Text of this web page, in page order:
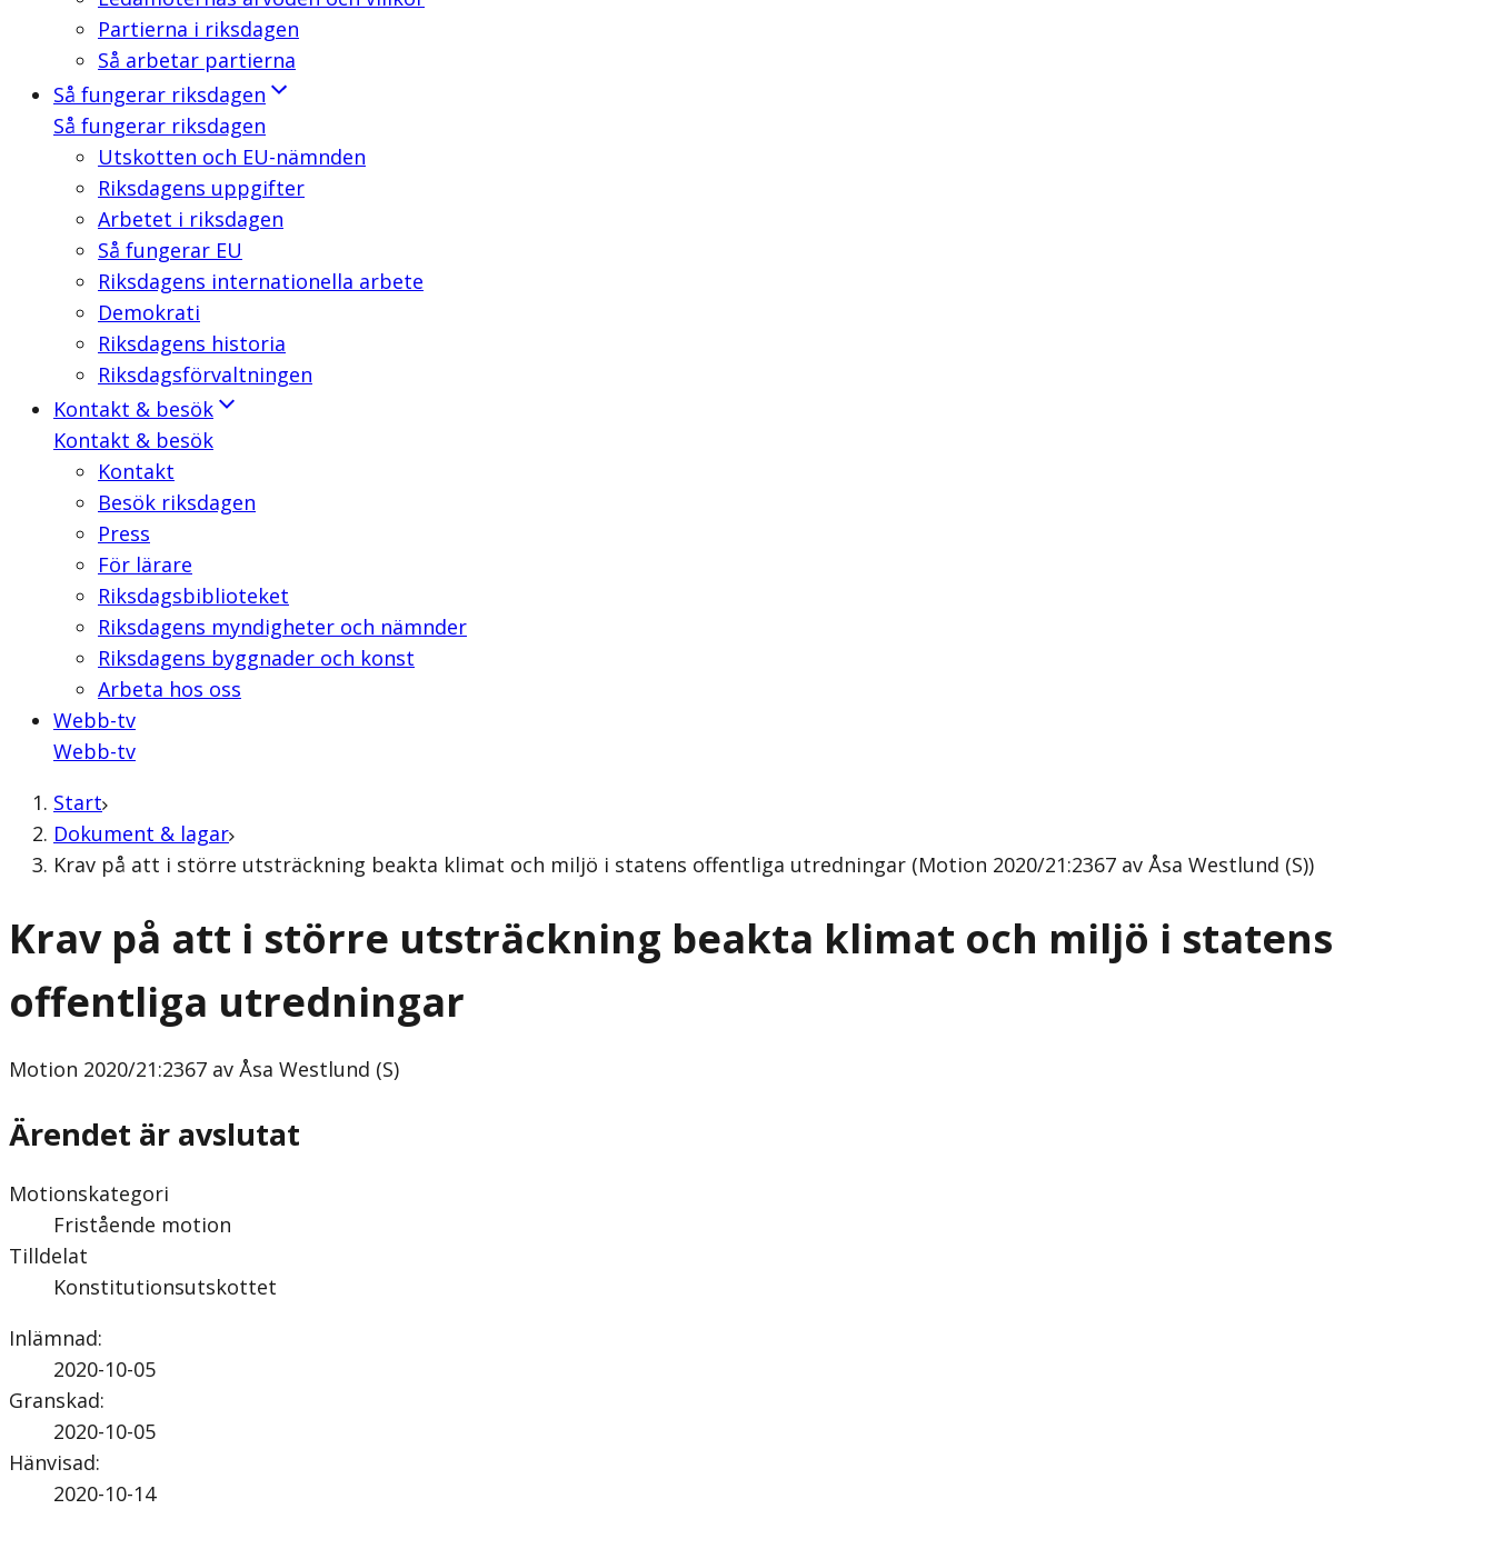
Partierna i riksdagen
Så arbetar partierna
Så fungerar riksdagen
Så fungerar riksdagen
Utskotten och EU-nämnden
Riksdagens uppgifter
Arbetet i riksdagen
Så fungerar EU
Riksdagens internationella arbete
Demokrati
Riksdagens historia
Riksdagsförvaltningen
Kontakt & besök
Kontakt & besök
Kontakt
Besök riksdagen
Press
För lärare
Riksdagsbiblioteket
Riksdagens myndigheter och nämnder
Riksdagens byggnader och konst
Arbeta hos oss
Webb-tv
Webb-tv
Start
Dokument & lagar
Krav på att i större utsträckning beakta klimat och miljö i statens offentliga utredningar (Motion 2020/21:2367 av Åsa Westlund (S))
Krav på att i större utsträckning beakta klimat och miljö i statens
offentliga utredningar
Motion 2020/21:2367 av Åsa Westlund (S)
Ärendet är avslutat
Motionskategori
Fristående motion
Tilldelat
Konstitutionsutskottet
Inlämnad:
2020-10-05
Granskad:
2020-10-05
Hänvisad:
2020-10-14